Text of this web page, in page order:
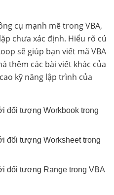
cụ mạnh mẽ trong VBA,
chưa xác định. Hiểu rõ cú
sẽ giúp bạn viết mã VBA
thêm các bài viết khác của
kỹ năng lập trình của
đối tượng Workbook trong
đối tượng Worksheet trong
đối tượng Range trong VBA